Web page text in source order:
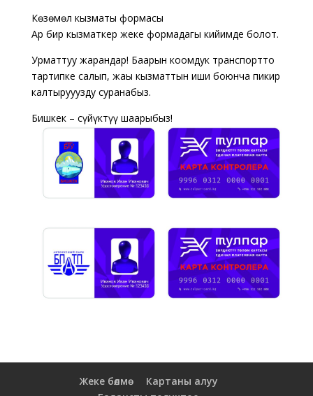
Көзөмөл кызматы формасы
Ар бир кызматкер жеке формадагы кийимде болот.
Урматтуу жарандар! Баарын коомдук транспортто
тартипке салып, жаңы кызматтын иши боюнча пикир
калтырууңузду суранабыз.
Бишкек – сүйүктүү шаарыбыз!
Жеке бөлмө
Картаны алуу